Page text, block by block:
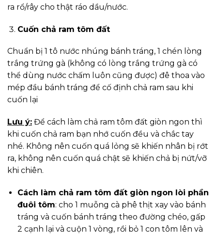
ra rổ/rây cho thật ráo dầu/nước.
Cuốn chả ram tôm đất
Chuẩn bị 1 tô nước nhúng bánh tráng, 1 chén lòng
trắng trứng gà (không có lòng trắng trứng gà có
thể dùng nước chấm luôn cũng được) đê thoa vào
mép đầu bánh tráng để cố định chả ram sau khi
cuốn lại
Lưu ý: Để cách làm chả ram tôm đất giòn ngon thì
khi cuốn chả ram bạn nhớ cuốn đều và chắc tay
nhé. Không nên cuốn quá lỏng sẽ khiến nhân bị rớt
ra, không nên cuốn quá chật sẽ khiến chả bị nứt/vỡ
khi chiên.
Cách làm chả ram tôm đất giòn ngon lòi phần
đuôi tôm: cho 1 muỗng cà phê thịt xay vào bánh
tráng và cuốn bánh tráng theo đường chéo, gấp
2 cạnh lại và cuộn 1 vòng, rồi bỏ 1 con tôm lên và